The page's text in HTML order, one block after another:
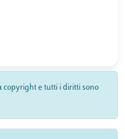
copyright e tutti i diritti sono